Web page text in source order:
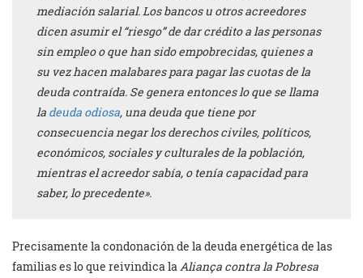
mediación salarial. Los bancos u otros acreedores
dicen asumir el “riesgo” de dar crédito a las personas
sin empleo o que han sido empobrecidas, quienes a
su vez hacen malabares para pagar las cuotas de la
deuda contraída. Se genera entonces lo que se llama
la deuda odiosa, una deuda que tiene por
consecuencia negar los derechos civiles, políticos,
económicos, sociales y culturales de la población,
mientras el acreedor sabía, o tenía capacidad para
saber, lo precedente».
Precisamente la condonación de la deuda energética de las
familias es lo que reivindica laAliança contra la Pobresa